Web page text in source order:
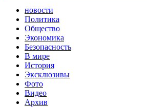
новости
Политика
Общество
Экономика
Безопасность
В мире
История
Эксклюзивы
Фото
Видео
Архив